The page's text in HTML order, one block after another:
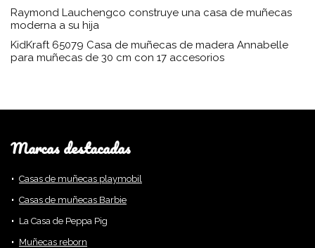
Raymond Lauchengco construye una casa de muñecas
moderna a su hija
KidKraft 65079 Casa de muñecas de madera Annabelle
para muñecas de 30 cm con 17 accesorios
Marcas destacadas
Casas de muñecas playmobil
Casas de muñecas Barbie
La Casa de Peppa Pig
Muñecas reborn